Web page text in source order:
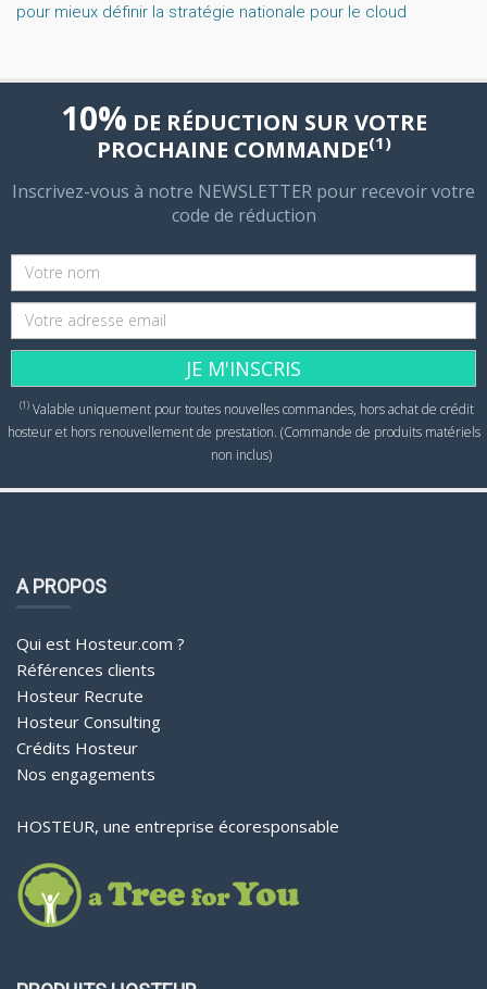
pour mieux définir la stratégie nationale pour le cloud
10% DE RÉDUCTION SUR VOTRE
PROCHAINE COMMANDE(1)
Inscrivez-vous à notre NEWSLETTER pour recevoir votre
code de réduction
JE M'INSCRIS
(1)Valable uniquement pour toutes nouvelles commandes, hors achat de crédit
hosteur et hors renouvellement de prestation. (Commande de produits matériels
non inclus)
A PROPOS
Qui est Hosteur.com ?
Références clients
Hosteur Recrute
Hosteur Consulting
Crédits Hosteur
Nos engagements
HOSTEUR, une entreprise écoresponsable